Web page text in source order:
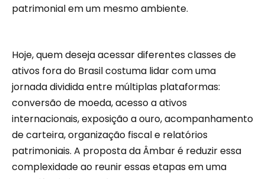
patrimonial em um mesmo ambiente.
Hoje, quem deseja acessar diferentes classes de
ativos fora do Brasil costuma lidar com uma
jornada dividida entre múltiplas plataformas:
conversão de moeda, acesso a ativos
internacionais, exposição a ouro, acompanhamento
de carteira, organização fiscal e relatórios
patrimoniais. A proposta da Âmbar é reduzir essa
complexidade ao reunir essas etapas em uma